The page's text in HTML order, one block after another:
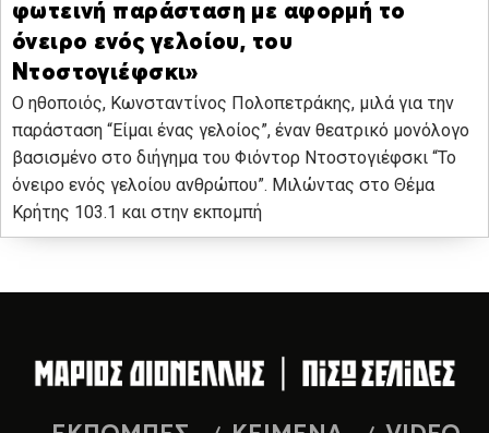
φωτεινή παράσταση με αφορμή το
όνειρο ενός γελοίου, του
Ντοστογιέφσκι»
Ο ηθοποιός, Κωνσταντίνος Πολοπετράκης, μιλά για την
παράσταση “Είμαι ένας γελοίος”, έναν θεατρικό μονόλογο
βασισμένο στο διήγημα του Φιόντορ Ντοστογιέφσκι “Το
όνειρο ενός γελοίου ανθρώπου”. Μιλώντας στο Θέμα
Κρήτης 103.1 και στην εκπομπή